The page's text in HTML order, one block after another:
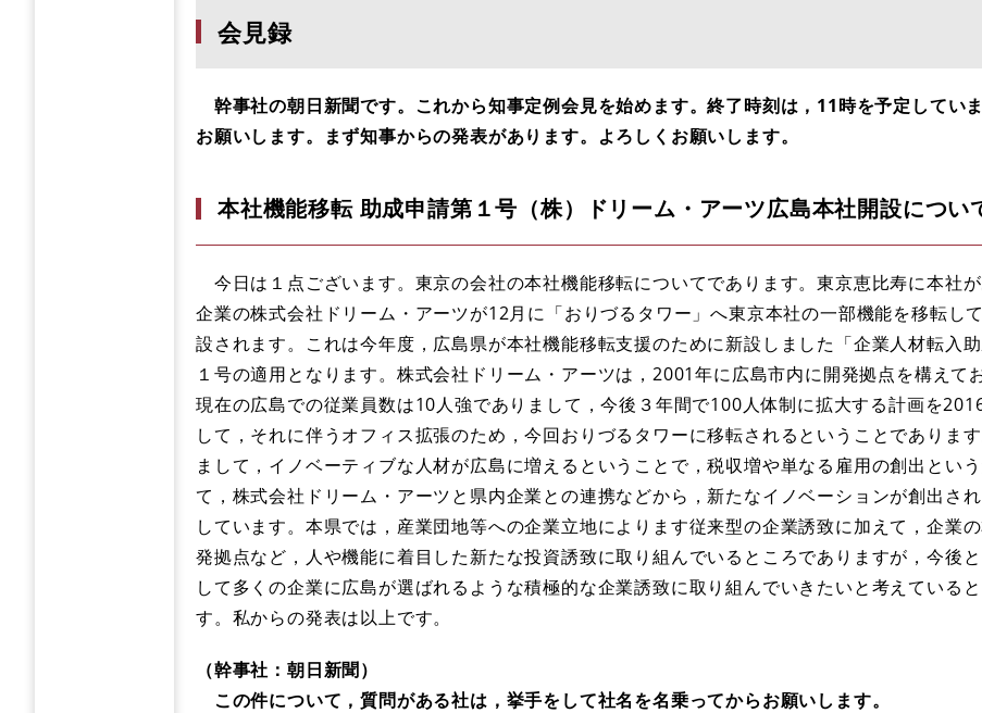
会見録
幹事社の朝日新聞です。これから知事定例会見を始めます。終了時刻は，11時を予定してい
お願いします。まず知事からの発表があります。よろしくお願いします。
本社機能移転 助成申請第１号（株）ドリーム・アーツ広島本社開設につい
今日は１点ございます。東京の会社の本社機能移転についてであります。東京恵比寿に本社
企業の株式会社ドリーム・アーツが12月に「おりづるタワー」へ東京本社の一部機能を移転し
設されます。これは今年度，広島県が本社機能移転支援のために新設しました「企業人材転入
１号の適用となります。株式会社ドリーム・アーツは，2001年に広島市内に開発拠点を構えて
現在の広島での従業員数は10人強でありまして，今後３年間で100人体制に拡大する計画を
して，それに伴うオフィス拡張のため，今回おりづるタワーに移転されるということでありま
まして，イノベーティブな人材が広島に増えるということで，税収増や単なる雇用の創出という
て，株式会社ドリーム・アーツと県内企業との連携などから，新たなイノベーションが創出さ
しています。本県では，産業団地等への企業立地によります従来型の企業誘致に加えて，企業
発拠点など，人や機能に着目した新たな投資誘致に取り組んでいるところでありますが，今後
して多くの企業に広島が選ばれるような積極的な企業誘致に取り組んでいきたいと考えている
す。私からの発表は以上です。
（幹事社：朝日新聞）
この件について，質問がある社は，挙手をして社名を名乗ってからお願いします。